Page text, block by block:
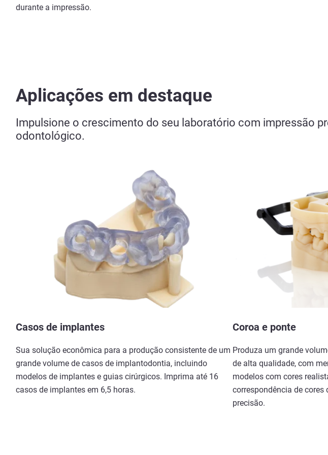
durante a impressão.
Aplicações em destaque
Impulsione o crescimento do seu laboratório com impressão
odontológico.
Casos de implantes
Sua solução econômica para a produção consistente de um
grande volume de casos de implantodontia, incluindo
modelos de implantes e guias cirúrgicos. Imprima até 16
casos de implantes em 6,5 horas.
Coroa e ponte
Produza um grande
de alta qualidade, com
modelos com cores
correspondência de
precisão.